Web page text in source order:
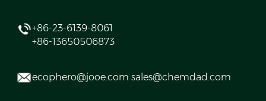
+86-23-6139-8061
+86-13650506873
ecophero@jooe.com sales@chemdad.com